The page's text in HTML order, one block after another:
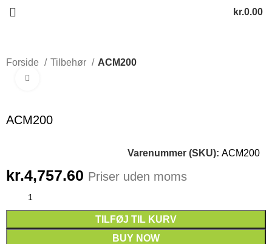
kr.0.00
Forside Tilbehør ACM200
ACM200
Varenummer (SKU): ACM200
kr.4,757.60 Priser uden moms
TILFØJ TIL KURV
BUY NOW